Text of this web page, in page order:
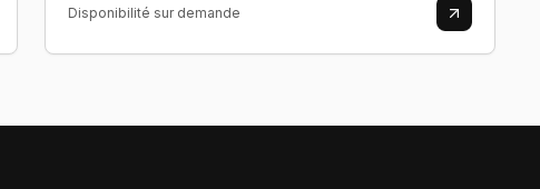
Disponibilité sur demande